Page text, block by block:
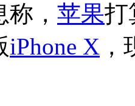
， 苹果打
iPhone X